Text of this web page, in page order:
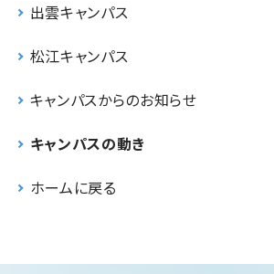
出雲キャンパス
松江キャンパス
キャンパスからのお知らせ
キャンパスの動き
ホームに戻る